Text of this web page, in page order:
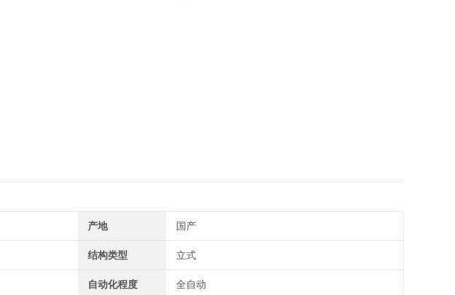
产地 国产
结构类型 立式
自动化程度 全自动